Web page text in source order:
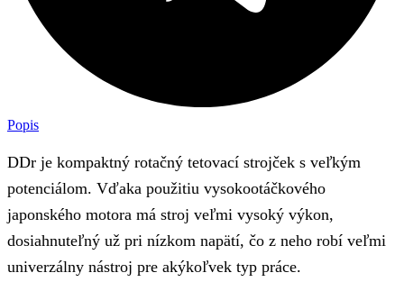
Popis
DDr je kompaktný rotačný tetovací strojček s veľkým
potenciálom. Vďaka použitiu vysokootáčkového
japonského motora má stroj veľmi vysoký výkon,
dosiahnuteľný už pri nízkom napätí, čo z neho robí veľmi
univerzálny nástroj pre akýkoľvek typ práce.